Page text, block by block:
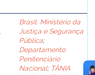
Brasil. Ministério da
Justiça e Segurança
Pública;
Departamento
Penitenciário
Nacional; TÂNIA